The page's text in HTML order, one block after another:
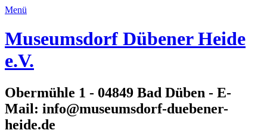
Menü
Museumsdorf Dübener Heide
e.V.
Obermühle 1 - 04849 Bad Düben - E-
Mail: info@museumsdorf-duebener-
heide.de